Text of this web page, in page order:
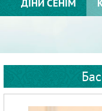
ДІНИ СЕНІМ